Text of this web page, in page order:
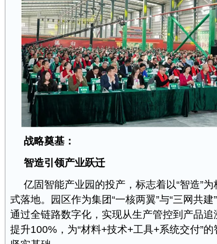
战略奠基：
智造引领产业跃迁
亿固智能产业园的投产，标志着以“智造”
式落地。园区作为集团“一核两翼”与“三网共
通过全链路数字化，实现从生产管控到产品
提升100%，为“材料+技术+工具+系统交付”